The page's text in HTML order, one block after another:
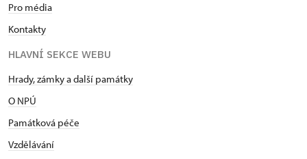
Pro média
Kontakty
HLAVNÍ SEKCE WEBU
Hrady, zámky a další památky
O NPÚ
Památková péče
Vzdělávání